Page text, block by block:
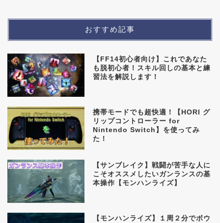
おすすめ記事
【FF14初心者向け】これであなた
も脱初心者！スキル回しの基本と練
習法を解説します！
携帯モードでも超快適！【HORI グ
リップコントローラー for
Nintendo Switch】を使ってみ
た！
【サンブレイク】戦闘が苦手な人に
こそオススメしたいガンランスの基
本操作【モンハンライズ】
【モンハンライズ】１周２分でボウ